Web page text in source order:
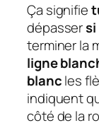
Ça signifie
dépassersi
terminer la
ligne
blancles
indiquent
côté de la